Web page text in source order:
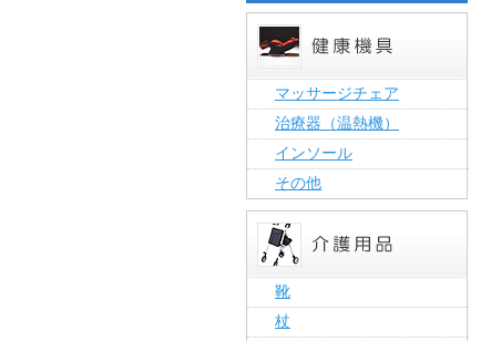
マッサージチェア
治療器（温熱機）
インソール
その他
靴
杖